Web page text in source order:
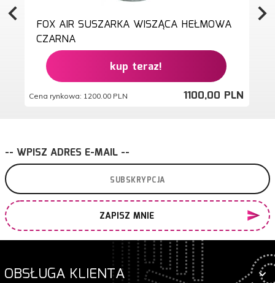
FOX AIR SUSZARKA WISZĄCA HEŁMOWA
CZARNA
kup teraz!
1100,00 PLN
Cena rynkowa: 1200.00 PLN
-- WPISZ ADRES E-MAIL --
ZAPISZ MNIE
OBSŁUGA KLIENTA